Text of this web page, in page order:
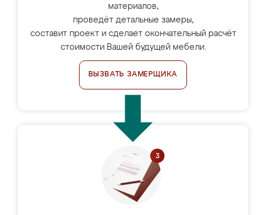
материалов,
проведёт детальные замеры,
составит проект и сделает окончательный расчёт
стоимости Вашей будущей мебели.
ВЫЗВАТЬ ЗАМЕРЩИКА